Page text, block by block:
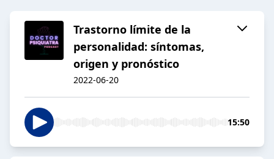
Trastorno límite de la
personalidad: síntomas,
origen y pronóstico
2022-06-20
15:50